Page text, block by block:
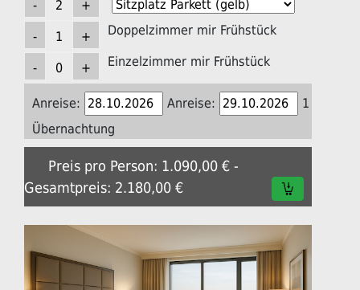
Doppelzimmer mir Frühstück
Einzelzimmer mir Frühstück
Anreise: Anreise:
1
Übernachtung
Preis pro Person: 1.090,00 € -
Gesamtpreis: 2.180,00 €